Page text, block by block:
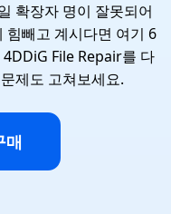
확장자 명이 잘못되어
힘빼고 계시다면 여기 6
File Repair를 다
제도 고쳐보세요.
매